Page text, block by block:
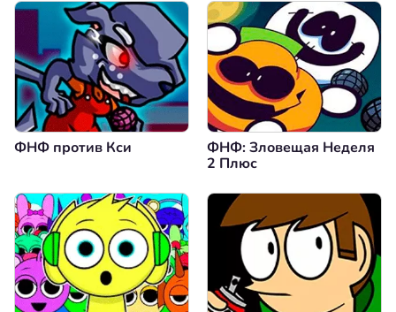
ФНФ против Кси
ФНФ: Зловещая Неделя
2 Плюс